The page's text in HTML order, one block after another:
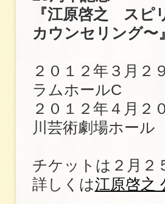
『江原啓之 スピ
カウンセリング〜
２０１２年３月
ラムホールC
２０１２年４月
川芸術劇場ホール
チケットは２月２
詳しくは江原啓之